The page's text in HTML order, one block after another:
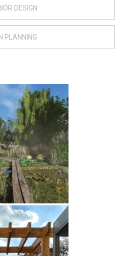
DESIGN
PLANNING